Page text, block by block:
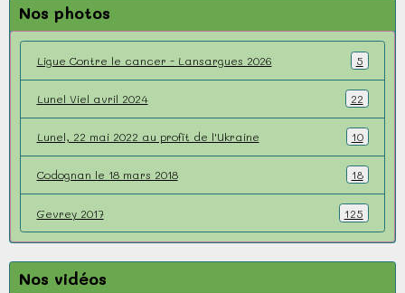
Nos photos
Ligue Contre le cancer - Lansargues 2026 5
Lunel Viel avril 2024 22
Lunel, 22 mai 2022 au profit de l'Ukraine 10
Codognan le 18 mars 2018 18
Gevrey 2017 125
Nos vidéos